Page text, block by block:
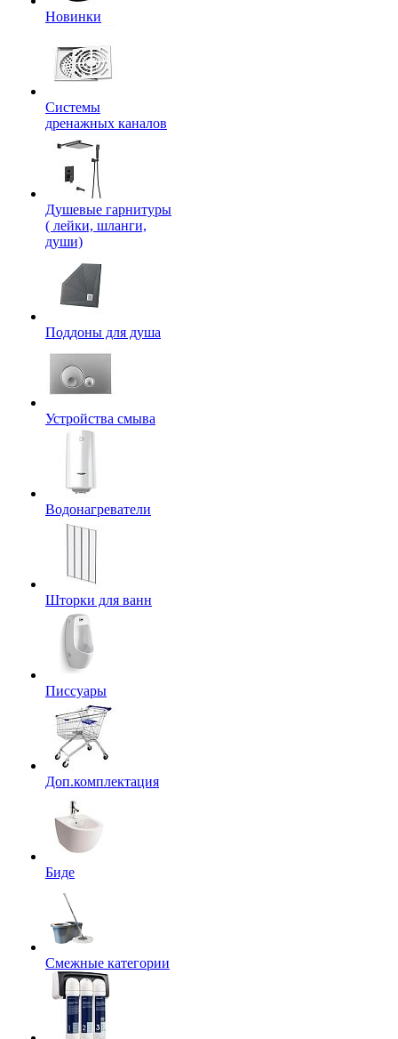
Новинки
Системы
дренажных каналов
Душевые гарнитуры
( лейки, шланги,
души)
Поддоны для душа
Устройства смыва
Водонагреватели
Шторки для ванн
Писсуары
Доп.комплектация
Биде
Смежные категории